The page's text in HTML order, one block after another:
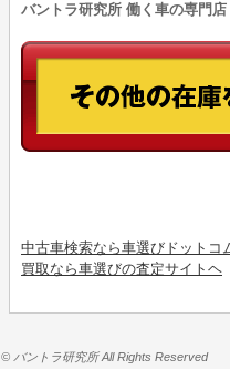
バントラ研究所 働く車の専門
中古車検索なら車選びドットコ
買取なら車選びの査定サイトヘ
© バントラ研究所 All Rights Reserved